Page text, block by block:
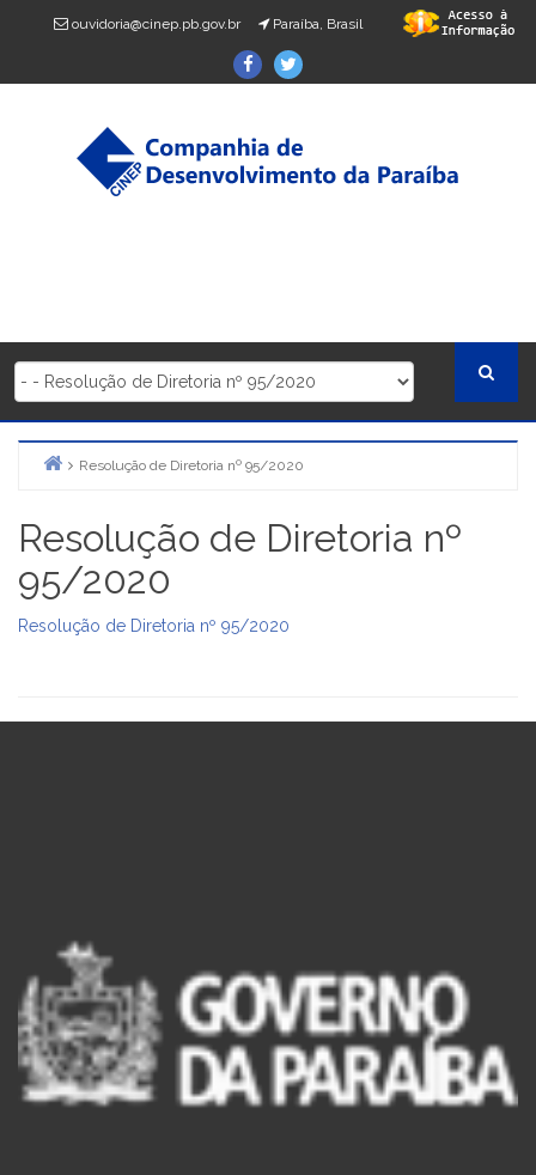
ouvidoria@cinep.pb.gov.br Paraíba, Brasil
Facebook
Twitter
Resolução de Diretoria nº 95/2020
Resolução de Diretoria nº
95/2020
Resolução de Diretoria nº 95/2020